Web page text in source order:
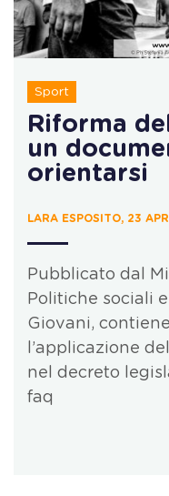
Sport
Riforma
un
orientarsi
LARA ESPOSITO, 23
Pubblicato dal
Politiche sociali
Giovani,
l’applicazione
nel decreto
faq